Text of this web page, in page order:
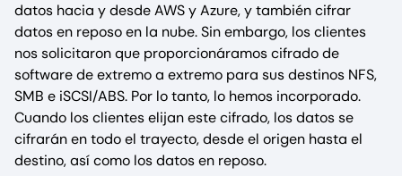
datos hacia y desde AWS y Azure, y también cifrar
datos en reposo en la nube. Sin embargo, los clientes
nos solicitaron que proporcionáramos cifrado de
software de extremo a extremo para sus destinos NFS,
SMB e iSCSI/ABS. Por lo tanto, lo hemos incorporado.
Cuando los clientes elijan este cifrado, los datos se
cifrarán en todo el trayecto, desde el origen hasta el
destino, así como los datos en reposo.